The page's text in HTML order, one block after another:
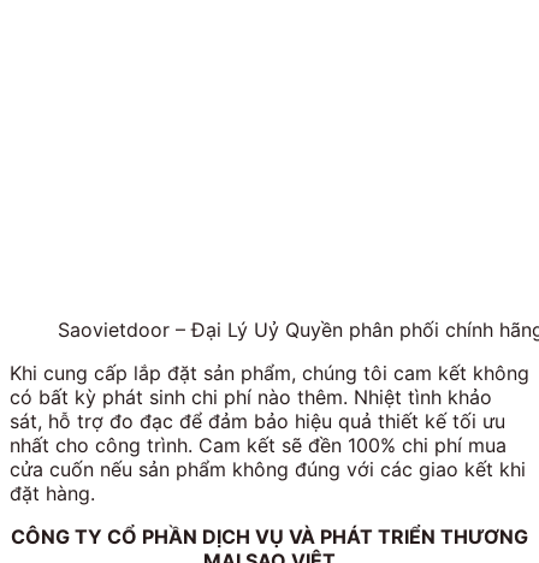
Saovietdoor – Đại Lý Uỷ Quyền phân phối chính
Khi cung cấp lắp đặt sản phẩm, chúng tôi cam kết không
có bất kỳ phát sinh chi phí nào thêm. Nhiệt tình khảo
sát, hỗ trợ đo đạc để đảm bảo hiệu quả thiết kế tối ưu
nhất cho công trình. Cam kết sẽ đền 100% chi phí mua
cửa cuốn nếu sản phẩm không đúng với các giao kết khi
đặt hàng.
CÔNG TY CỔ PHẦN DỊCH VỤ VÀ PHÁT TRIỂN THƯƠNG